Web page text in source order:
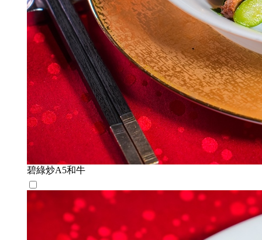
碧綠炒A5和牛